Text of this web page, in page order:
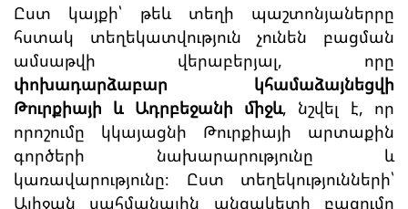
Ըստ կայքի՝ թեև տեղի պաշտոնյաներրը
հստակ տեղեկատվություն չունեն բացման
ամսաթվի վերաբերյալ, որը
փոխադարձաբար կհամաձայնեցվի
Թուրքիայի և Ադրբեջանի միջև, նշվել է, որ
որոշումը կկայացնի Թուրքիայի արտաքին
գործերի նախարարությունը և
կառավարությունը։ Ըստ տեղեկությունների՝
Ալիջան սահմանային անցակետի բացումը